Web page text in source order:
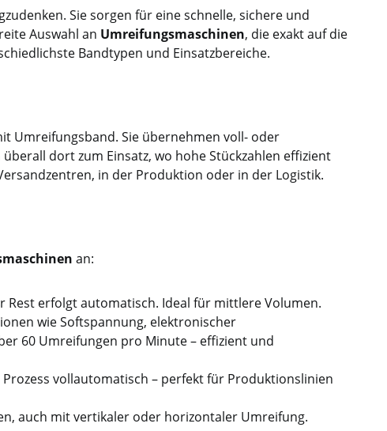
eine Fotozelle geschoben. Das
Band wird dann gespannt,
verschweißt und abgetrennt. Ein
Umreifungsmaschine ab. Je nach
Anwendung ist die Ti-601A mit
einem Gurt- oder Rollenförderer
erhältlich. Der Gurtförderer ist
Sie sorgen für eine schnelle, sichere und
Auswahl an Umreifungsmaschinen, die exakt auf die
Bandtypen und Einsatzbereiche.
Umreifungsband. Sie übernehmen voll- oder
dort zum Einsatz, wo hohe Stückzahlen effizient
in der Produktion oder in der Logistik.
an:
Rest erfolgt automatisch. Ideal für mittlere Volumen.
wie Softspannung, elektronischer
60 Umreifungen pro Minute – effizient und
vollautomatisch – perfekt für Produktionslinien
auch mit vertikaler oder horizontaler Umreifung.